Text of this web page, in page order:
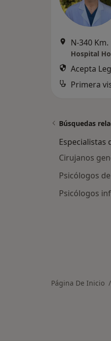
N-340
Hospital
Acepta
Primera
Búsquedas
Especialistas
Cirujanos
Psicólogos
Psicólogos
Página De Inicio